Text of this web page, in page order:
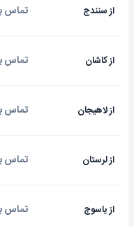
از سنندج تماس
از کاشان تماس
از لاهیجان تماس
از لرستان تماس
از یاسوج تماس